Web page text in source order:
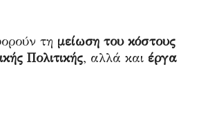
τη μείωση του κόστους
Πολιτικής, αλλά και έργα